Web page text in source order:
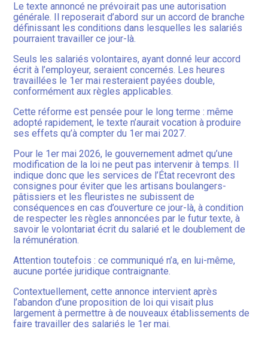
Le texte annoncé ne prévoirait pas une autorisation
générale. Il reposerait d’abord sur un accord de branche
définissant les conditions dans lesquelles les salariés
pourraient travailler ce jour-là.
Seuls les salariés volontaires, ayant donné leur accord
écrit à l’employeur, seraient concernés. Les heures
travaillées le 1er mai resteraient payées double,
conformément aux règles applicables.
Cette réforme est pensée pour le long terme : même
adopté rapidement, le texte n’aurait vocation à produire
ses effets qu’à compter du 1er mai 2027.
Pour le 1er mai 2026, le gouvernement admet qu’une
modification de la loi ne peut pas intervenir à temps. Il
indique donc que les services de l’État recevront des
consignes pour éviter que les artisans boulangers-
pâtissiers et les fleuristes ne subissent de
conséquences en cas d’ouverture ce jour-là, à condition
de respecter les règles annoncées par le futur texte, à
savoir le volontariat écrit du salarié et le doublement de
la rémunération.
Attention toutefois : ce communiqué n’a, en lui-même,
aucune portée juridique contraignante.
Contextuellement, cette annonce intervient après
l’abandon d’une proposition de loi qui visait plus
largement à permettre à de nouveaux établissements de
faire travailler des salariés le 1er mai.